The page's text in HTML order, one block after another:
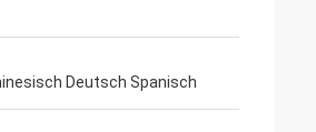
Deutsch Spanisch